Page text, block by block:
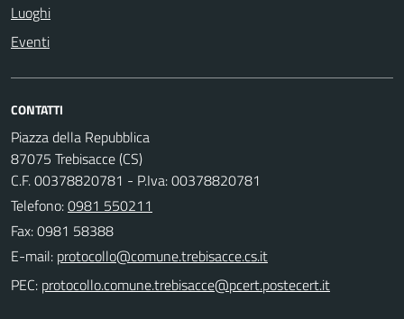
Luoghi
Eventi
CONTATTI
Piazza della Repubblica
87075 Trebisacce (CS)
C.F. 00378820781 - P.Iva: 00378820781
Telefono:0981 550211
Fax: 0981 58388
E-mail:
PEC: